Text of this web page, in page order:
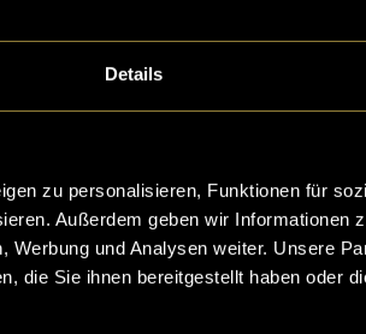
Details
zu personalisieren, Funktionen für
Außerdem geben wir Informationen
und Analysen weiter. Unsere
die Sie ihnen bereitgestellt haben oder